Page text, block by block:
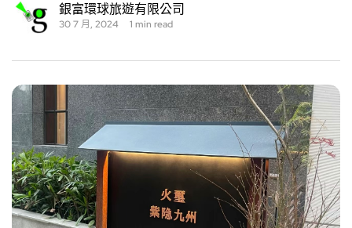
銀富環球旅遊有限公司
30 7 月, 2024 1 min read